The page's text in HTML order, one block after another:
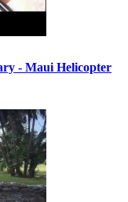
- Maui Helicopter